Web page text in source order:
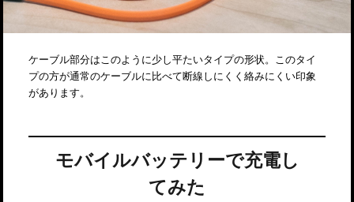
ケーブル部分はこのように少し平たいタイプの形状。このタイ
プの方が通常のケーブルに比べて断線しにくく絡みにくい印象
があります。
モバイルバッテリーで充電し
てみた